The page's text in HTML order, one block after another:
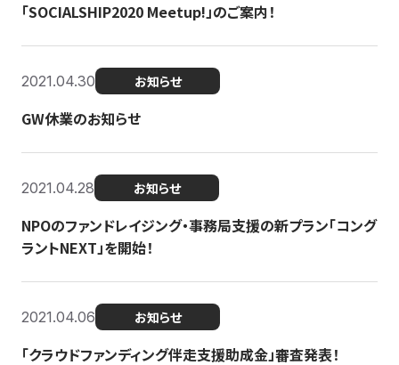
「SOCIALSHIP2020 Meetup!」のご案内！
2021.04.30 お知らせ
GW休業のお知らせ
2021.04.28 お知らせ
NPOのファンドレイジング・事務局支援の新プラン「コング
ラントNEXT」を開始！
2021.04.06 お知らせ
「クラウドファンディング伴走支援助成金」審査発表！